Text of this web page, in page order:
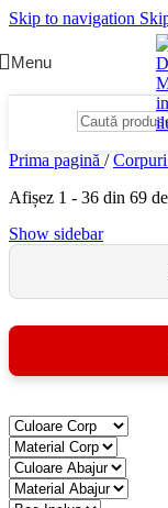
Skip to navigation
Menu
Prima pagină /
Afișez 1 - 36 din 69
Show sidebar